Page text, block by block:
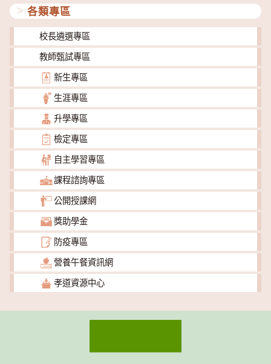
各類專區
校長遴選專區
教師甄試專區
新生專區
生涯專區
升學專區
檢定專區
自主學習專區
課程諮詢專區
公開授課網
獎助學金
防疫專區
營養午餐資訊網
孝道資源中心